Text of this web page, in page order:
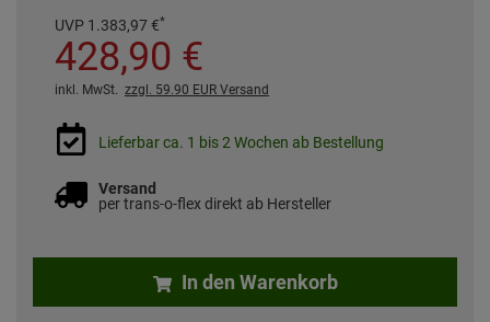
UVP 1.383,97 €*
428,90 €
inkl. MwSt. zzgl. 59.90 EUR Versand
Lieferbar ca. 1 bis 2 Wochen ab Bestellung
Versand
per trans-o-flex direkt ab Hersteller
In den Warenkorb